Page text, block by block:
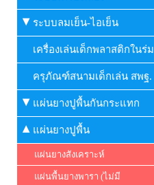
ระบบลมเย็น-ไอเย็น
เครื่องเล่นเด็กพลาสติกในร่ม
ครุภัณฑ์สนามเด็กเล่น สพฐ.
แผ่นยางปูพื้นกันกระแทก
แผ่นยางปูพื้น
แผ่นยางสังเคราะห์
แผ่นพื้นยางพารา (ไม่มี